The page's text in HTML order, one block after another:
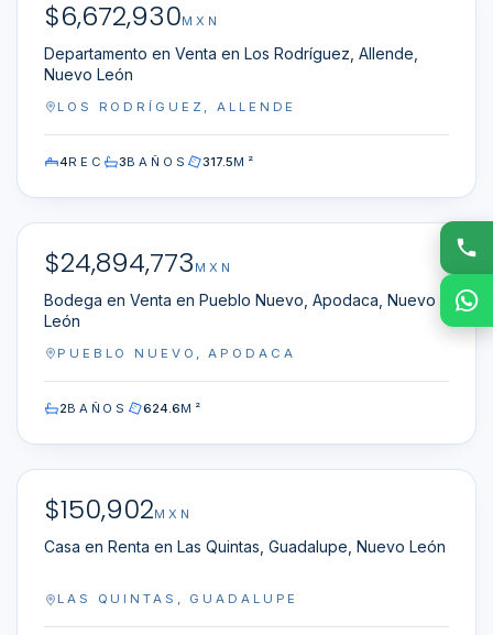
EN VENTA
$6,672,930MXN
Departamento en Venta en Los Rodríguez, Allende,
Nuevo León
LOS RODRÍGUEZ, ALLENDE
4REC 3BAÑOS 317.5M²
EN VENTA
NN-WP0100037
$24,894,773 MXN
Bodega en Venta en Pueblo Nuevo, Apodaca, Nuevo
León
PUEBLO NUEVO, APODACA
2BAÑOS 624.6M²
EN RENTA
NN-WP0100026
$150,902MXN
Casa en Renta en Las Quintas, Guadalupe, Nuevo León
LAS QUINTAS, GUADALUPE